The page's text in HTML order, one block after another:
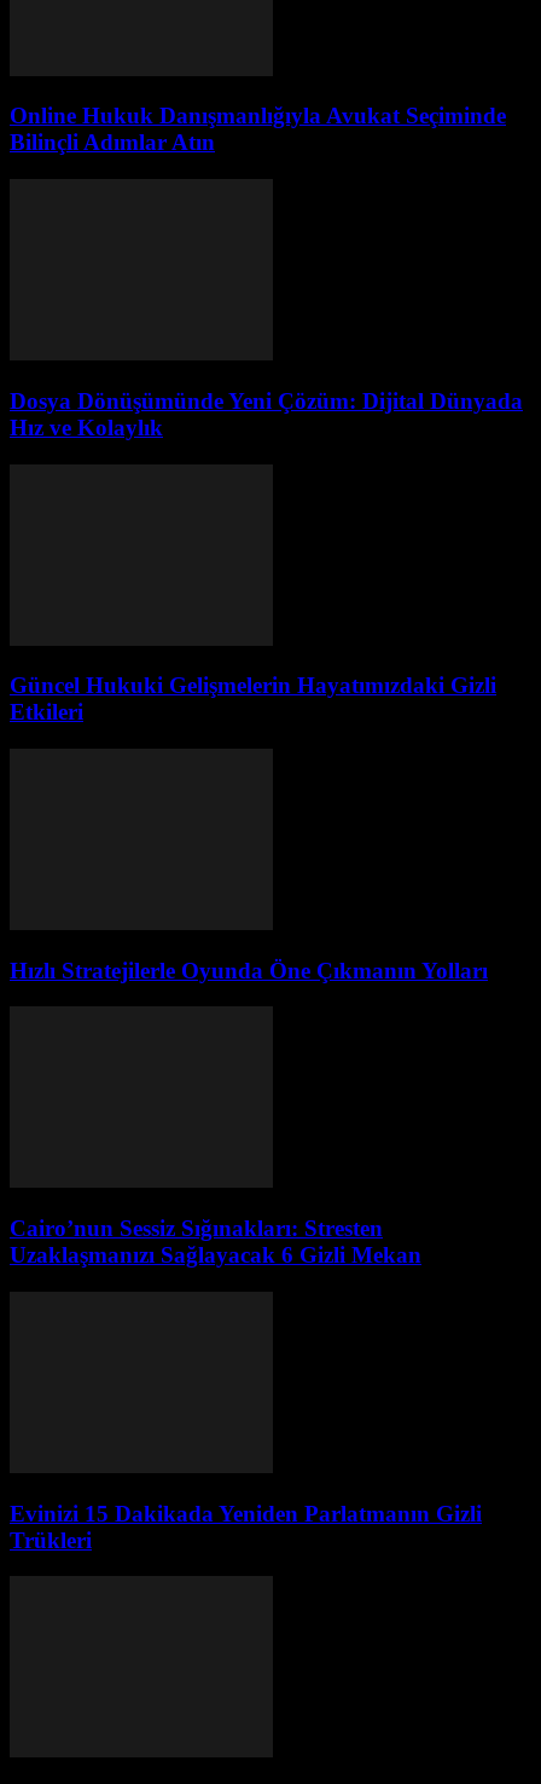
Online Hukuk Danışmanlığıyla Avukat Seçiminde
Bilinçli Adımlar Atın
Dosya Dönüşümünde Yeni Çözüm: Dijital Dünyada
Hız ve Kolaylık
Güncel Hukuki Gelişmelerin Hayatımızdaki Gizli
Etkileri
Hızlı Stratejilerle Oyunda Öne Çıkmanın Yolları
Cairo’nun Sessiz Sığınakları: Stresten
Uzaklaşmanızı Sağlayacak 6 Gizli Mekan
Evinizi 15 Dakikada Yeniden Parlatmanın Gizli
Trükleri